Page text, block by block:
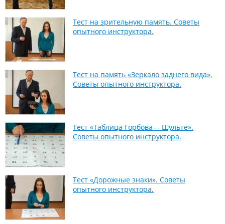
Тест на зрительную память. Советы
опытного инструктора.
Тест на память «Зеркало заднего вида».
Советы опытного инструктора.
Тест «Таблица Горбова — Шульте».
Советы опытного инструктора.
Тест «Дорожные знаки». Советы
опытного инструктора.